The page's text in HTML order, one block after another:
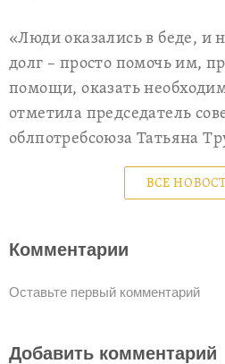
«Люди оказались в беде, и
долг – просто помочь им,
помощи, оказать
отметила председатель
облпотребсоюза Татьяна
ВСЕ
Комментарии
Оставьте первый комментарий
Добавить комментарий